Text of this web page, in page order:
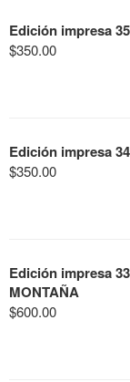
Edición impresa
$350.00
Edición impresa
$350.00
Edición impresa
MONTAÑA
$600.00